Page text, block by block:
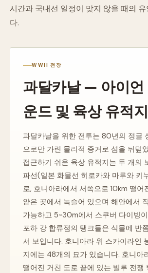
시간과 국내선 일정이 맞지 않을 때의 유
다.
WWII 전장
과달카날 — 아이언
운드 및 육상 유적지
과달카날을 위한 전투는 80년의 정글
으로만 가린 물리적 증거로 섬을 뒤덮었
접근하기 쉬운 육상 유적지는 두 개의
파선(일본 화물선 히로카와 마루와 키
로, 호니아라에서 서쪽으로 10km 떨어
얕은 곳에서 녹슬어 있으며 해안에서
가능하고 5~30m에서 스쿠버 다이빙이
포하 강 합류점의 탱크들은 식물에 반
서 보입니다. 호니아라 위 스카이라인
지에는 48개의 묘가 있습니다. 호니아
떨어진 거친 도로 끝에 있는 빌루 전쟁